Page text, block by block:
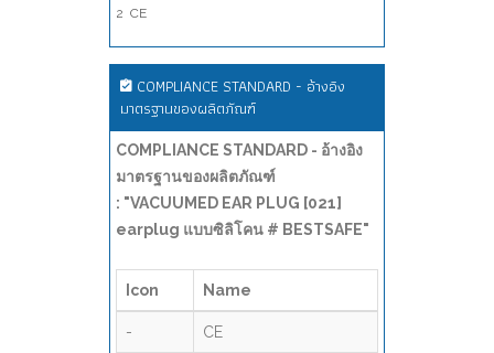
2 CE
COMPLIANCE STANDARD - อ้างอิง
มาตรฐานของผลิตภัณฑ์
COMPLIANCE STANDARD - อ้างอิง
มาตรฐานของผลิตภัณฑ์
: "VACUUMED EAR PLUG [021]
earplug แบบซิลิโคน # BESTSAFE"
Icon Name
- CE